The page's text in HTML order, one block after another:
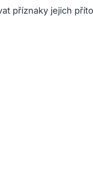
příznaky jejich